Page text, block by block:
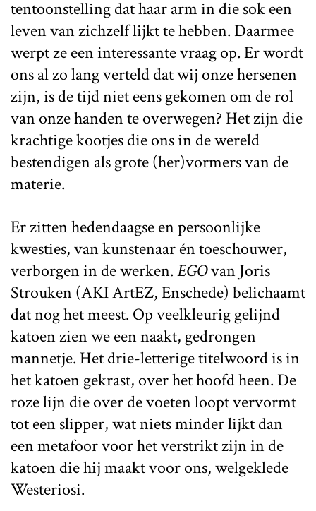
tentoonstelling dat haar arm in die sok een
leven van zichzelf lijkt te hebben. Daarmee
werpt ze een interessante vraag op. Er wordt
ons al zo lang verteld dat wij onze hersenen
zijn, is de tijd niet eens gekomen om de rol
van onze handen te overwegen? Het zijn die
krachtige kootjes die ons in de wereld
bestendigen als grote (her)vormers van de
materie.
Er zitten hedendaagse en persoonlijke
kwesties, van kunstenaar én toeschouwer,
verborgen in de werken.EGOvan Joris
Strouken (AKI ArtEZ, Enschede) belichaamt
dat nog het meest. Op veelkleurig gelijnd
katoen zien we een naakt, gedrongen
mannetje. Het drie-letterige titelwoord is in
het katoen gekrast, over het hoofd heen. De
roze lijn die over de voeten loopt vervormt
tot een slipper, wat niets minder lijkt dan
een metafoor voor het verstrikt zijn in de
katoen die hij maakt voor ons, welgeklede
Westeriosi.